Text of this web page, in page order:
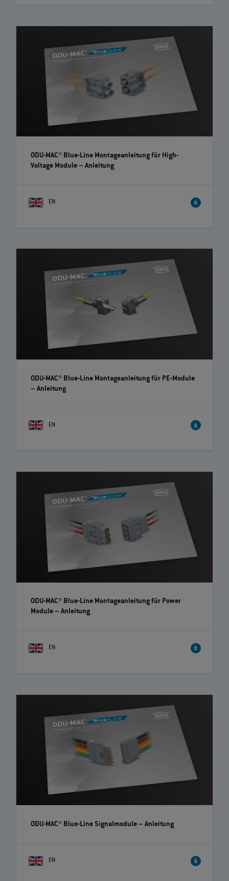
ODU-MAC® Blue-Line Montageanleitung für High-
Voltage Module– Anleitung
EN
ODU-MAC® Blue-Line Montageanleitung für PE-Module
– Anleitung
EN
ODU-MAC® Blue-Line Montageanleitung für Power
Module– Anleitung
EN
ODU-MAC® Blue-Line Signalmodule– Anleitung
EN
ODU AMC® Easy-Clean Locking Kit – Schnell und
Ab sofort steht für die Easy-Clean Version der Produktserie ODU AMC®
ein Locking-Kit zur Verfügung, welches das Nachrüsten einer
Schraubverriegelung ermöglicht. Das Kit enthält eine
Überwurfmutter für das Kabel mit einem Schraubmechanismus und
eine Mutter mit Gewinde für das Geräteteil.
ODU-MAC® Blue-Line: So montieren Sie die Module
Die modularen Steckverbinder der ODU‐MAC Blue‐Line überzeugen
durch hohe Flexibilität und Individualität dank einer Vielzahl an
Moduleinsätzen. Die werkzeuglose Montage und Demontage der
Module im Rahmen erfolgt mittels Clip‐Prinzip.
Die Montageanleitung zeigt die ODU-MAC® PUSH-LOCK-
7von Videos geladen